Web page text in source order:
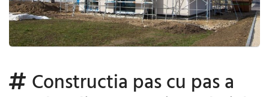
Constructia pas cu pas a